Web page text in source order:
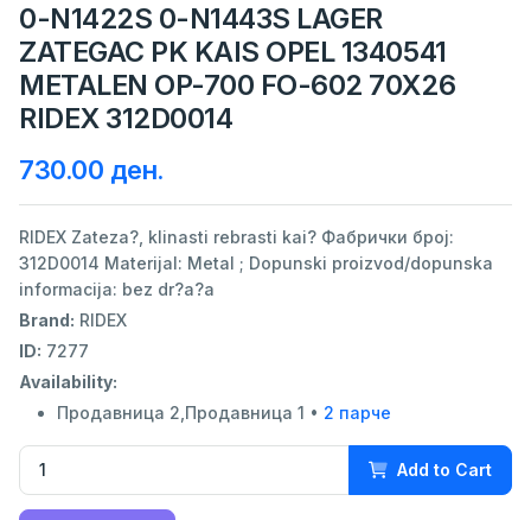
0-N1422S 0-N1443S LAGER
ZATEGAC PK KAIS OPEL 1340541
METALEN OP-700 FO-602 70X26
RIDEX 312D0014
730.00 ден.
RIDEX Zateza?, klinasti rebrasti kai? Фабрички број:
312D0014 Materijal: Metal ; Dopunski proizvod/dopunska
informacija: bez dr?a?a
Brand: RIDEX
ID: 7277
Availability:
Продавница 2,Продавница 1 • 2 парче
Add to Cart